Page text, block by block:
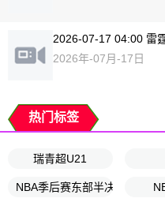
2026-07-17 04:00 雷
2026年-07月-17日
热门标签
瑞青超U21
NBA季后赛东部半决赛G4